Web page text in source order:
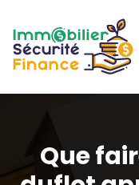
Que